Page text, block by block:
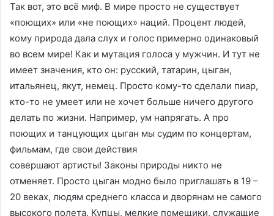
Так вот, это всё миф. В мире просто не существует
«поющих» или «не поющих» наций. Процент людей,
кому природа дала слух и голос примерно одинаковый
во всем мире! Как и мутация голоса у мужчин. И тут не
имеет значения, кто он: русский, татарин, цыган,
итальянец, якут, немец. Просто кому-то сделали пиар,
кто-то не умеет или не хочет больше ничего другого
делать по жизни. Например, ум напрягать. А про
поющих и танцующих цыган мы судим по концертам,
фильмам, где свои действия
совершают артисты! Законы природы никто не
отменяет. Просто цыган модно было приглашать в 19 –
20 веках, людям среднего класса и дворянам не самого
высокого полета. Купцы, мелкие помещики, служащие